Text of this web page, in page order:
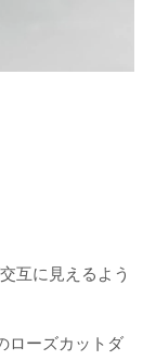
互に見えるよう
ローズカットダ